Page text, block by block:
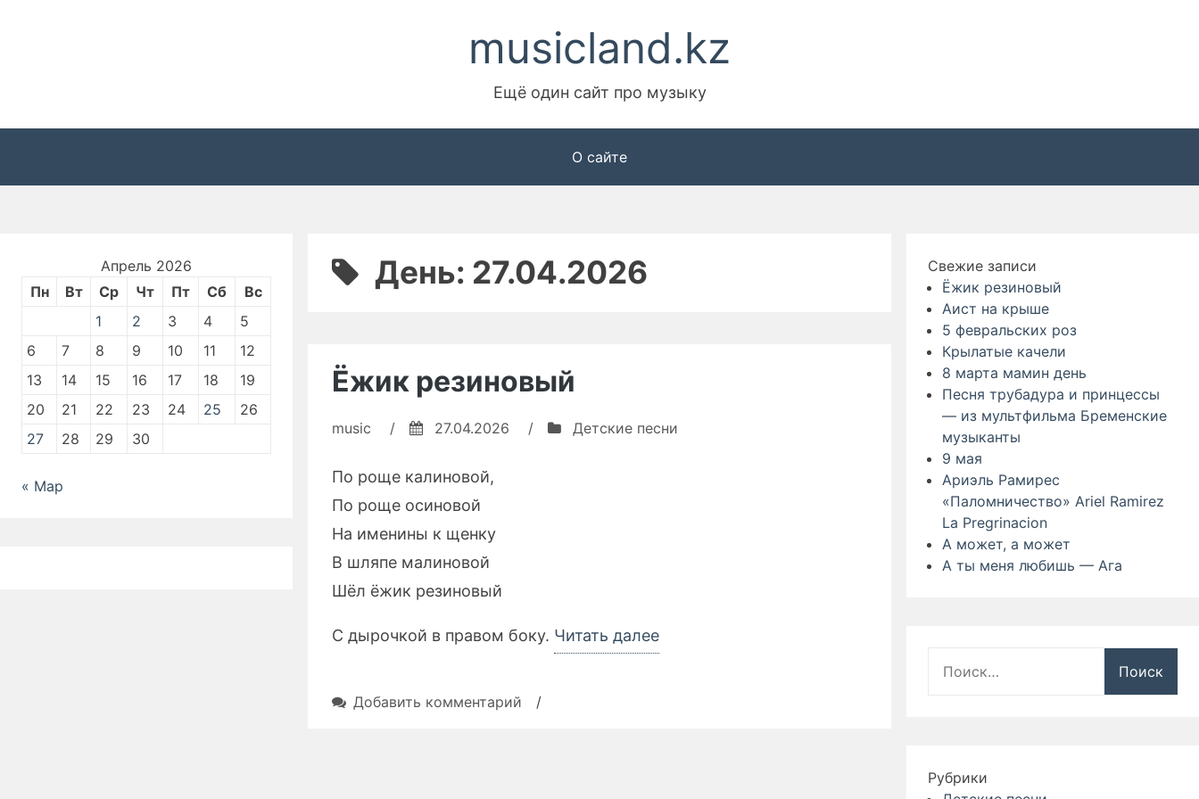
musicland.kz
Ещё один сайт про музыку
О сайте
День: 27.04.2026
Ёжик резиновый
music / 27.04.2026 / Детские песни
По роще калиновой,
По роще осиновой
На именины к щенку
В шляпе малиновой
Шёл ёжик резиновый
С дырочкой в правом боку. Читать далее«Ёжик
Добавить комментарий /
Апрель 2026
Пн
Вт Ср Чт Пт Сб
Вс
1
2 3 4
5
6
7 8 9 10 11
12
13
14 15 16 17 18
19
20
21 22 23 24 25
26
27
28 29 30
« Мар
Свежие записи
Ёжик резиновый
Аист на крыше
5 февральских роз
Крылатые качели
8 марта мамин день
Песня трубадура и принцессы
— из мультфильма Бременские
музыканты
9 мая
Ариэль Рамирес
«Паломничество» Ariel Ramirez
La Pregrinacion
А может, а может
А ты меня любишь — Ага
Рубрики